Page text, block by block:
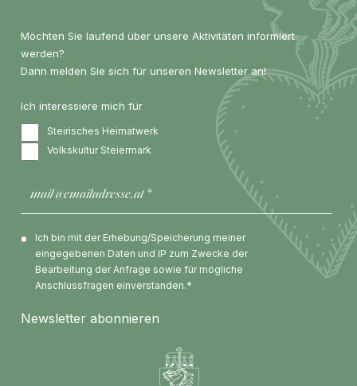
Möchten Sie laufend über unsere Aktivitäten informiert
werden?
Dann melden Sie sich für unseren Newsletter an!
Ich interessiere mich für
Steirisches Heimatwerk
Volkskultur Steiermark
Ich bin mit der Erhebung/Speicherung meiner
eingegebenen Daten und IP zum Zwecke der
Bearbeitung der Anfrage sowie für mögliche
Anschlussfragen einverstanden.*